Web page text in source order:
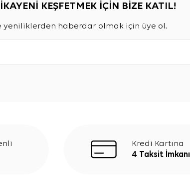
KEŞFETMEK İÇİN BİZE KATIL!
yeniliklerden haberdar olmak için üye ol.
Kredi Kartına
4 Taksit İmkanı